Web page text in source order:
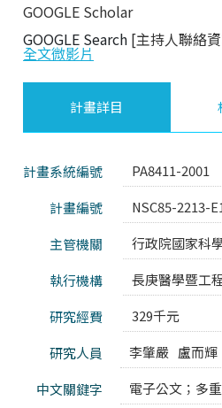
GOOGLE Scholar
GOOGLE Search [主持人聯絡
全文微影片
計畫詳目
計畫系統編號 PA8411-2001
計畫編號
NSC85-2213-
主管機關
行政院國家科
執行機構
長庚醫學暨工
研究經費
329千元
研究人員
李肇嚴 盧而輝
中文關鍵字
電子公文；多